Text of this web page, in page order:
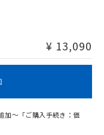
ります。
¥ 13,090
加～「ご購入手続き：価